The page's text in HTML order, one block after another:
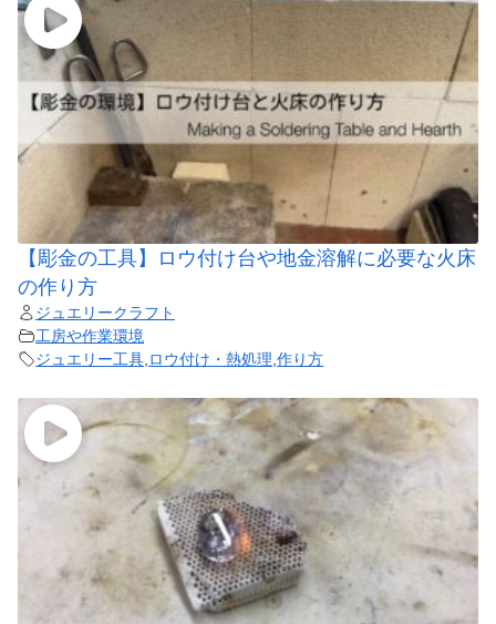
【彫金の工具】ロウ付け台や地金溶解に必要な火床
の作り方
ジュエリークラフト
工房や作業環境
ジュエリー工具 ロウ付け・熱処理 作り方